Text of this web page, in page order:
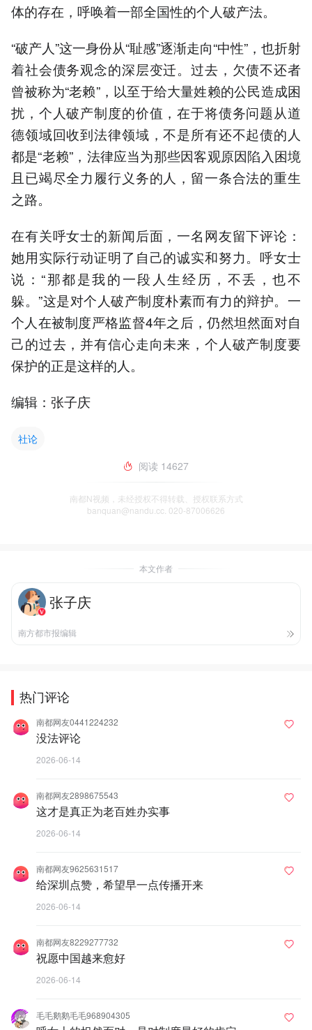
体的存在，呼唤着一部全国性的个人破产法。
“破产人”这一身份从“耻感”逐渐走向“中性”，也折射
着社会债务观念的深层变迁。过去，欠债不还者
曾被称为“老赖”，以至于给大量姓赖的公民造成困
扰，个人破产制度的价值，在于将债务问题从道
德领域回收到法律领域，不是所有还不起债的人
都是“老赖”，法律应当为那些因客观原因陷入困境
且已竭尽全力履行义务的人，留一条合法的重生
之路。
在有关呼女士的新闻后面，一名网友留下评论：
她用实际行动证明了自己的诚实和努力。呼女士
说：“那都是我的一段人生经历，不丢，也不
躲。”这是对个人破产制度朴素而有力的辩护。一
个人在被制度严格监督4年之后，仍然坦然面对自
己的过去，并有信心走向未来，个人破产制度要
保护的正是这样的人。
编辑：张子庆
社论
阅读 14627
南都N视频，未经授权不得转载、授权联系方式
banquan@nandu.cc. 020-87006626
本文作者
张子庆
南方都市报编辑
热门评论
南都网友0441224232
没法评论
2026-06-14
南都网友2898675543
这才是真正为老百姓办实事
2026-06-14
南都网友9625631517
给深圳点赞，希望早一点传播开来
2026-06-14
南都网友8229277732
祝愿中国越来愈好
2026-06-14
毛毛鹅鹅毛毛968904305